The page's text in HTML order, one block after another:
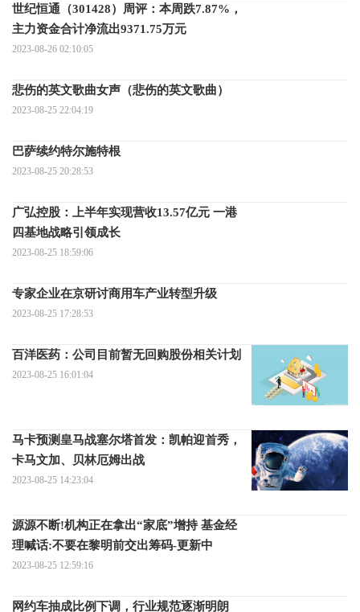
世纪恒通（301428）周评：本周跌7.87%，
主力资金合计净流出9371.75万元
2023-08-26 02:10:05
悲伤的英文歌曲女声（悲伤的英文歌曲）
2023-08-25 22:04:19
巴萨续约特尔施特根
2023-08-25 20:28:53
广弘控股：上半年实现营收13.57亿元 一港
四基地战略引领成长
2023-08-25 18:59:06
专家企业在京研讨商用车产业转型升级
2023-08-25 17:28:53
百洋医药：公司目前暂无回购股份相关计划
2023-08-25 16:01:04
马卡预测皇马战塞尔塔首发：凯帕迎首秀，
卡马文加、贝林厄姆出战
2023-08-25 14:23:04
源源不断!机构正在拿出“家底”增持 基金经
理喊话:不要在黎明前交出筹码-更新中
2023-08-25 12:59:16
网约车抽成比例下调，行业规范逐渐明朗